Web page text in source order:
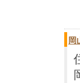
岡